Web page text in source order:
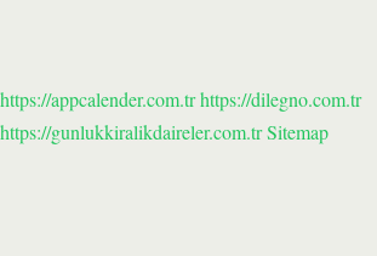
https://appcalender.com.trhttps://dilegno.com.tr
https://gunlukkiralikdaireler.com.trSitemap